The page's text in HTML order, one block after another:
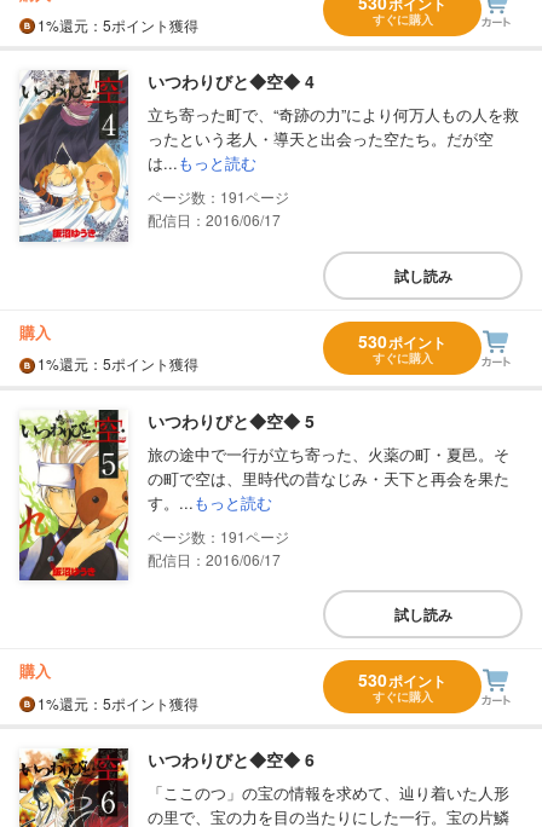
1%還元 ：5ポイント獲得 すぐに購入
いつわりびと◆空◆ 4
立ち寄った町で、“奇跡の力”により何万人もの人を救
ったという老人・導天と出会った空たち。だが空
は...もっと読む
191
配信日：2016/06/17
試し読み
購入
1%還元 ：5ポイント獲得
530ポイント
すぐに購入
いつわりびと◆空◆ 5
旅の途中で一行が立ち寄った、火薬の町・夏邑。そ
の町で空は、里時代の昔なじみ・天下と再会を果た
す。...もっと読む
191
配信日：2016/06/17
試し読み
購入
1%還元 ：5ポイント獲得
530ポイント
すぐに購入
いつわりびと◆空◆ 6
「ここのつ」の宝の情報を求めて、辿り着いた人形
の里で、宝の力を目の当たりにした一行。宝の片鱗